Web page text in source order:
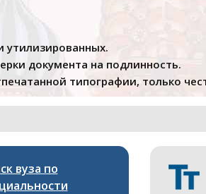
утилизированных.
документа на подлинность.
типографии, только
вуза по